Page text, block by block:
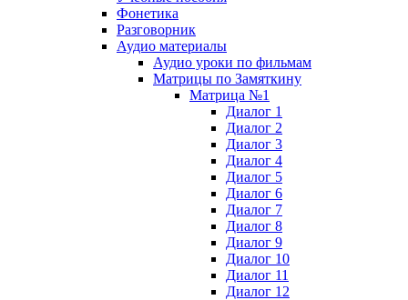
Фонетика
Разговорник
Аудио материалы
Аудио уроки по фильмам
Матрицы по Замяткину
Матрица №1
Диалог 1
Диалог 2
Диалог 3
Диалог 4
Диалог 5
Диалог 6
Диалог 7
Диалог 8
Диалог 9
Диалог 10
Диалог 11
Диалог 12